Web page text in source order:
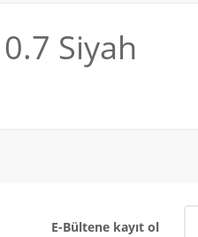
Siyah
E-Bültene kayıt ol